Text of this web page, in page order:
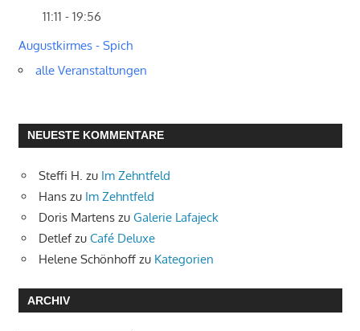
11:11 - 19:56
Augustkirmes - Spich
alle Veranstaltungen
NEUESTE KOMMENTARE
Steffi H. zu Im Zehntfeld
Hans zu Im Zehntfeld
Doris Martens zu Galerie Lafajeck
Detlefzu Café Deluxe
Helene Schönhoff zu Kategorien
ARCHIV